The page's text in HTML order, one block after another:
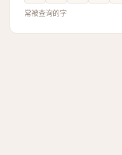
常被查询的字